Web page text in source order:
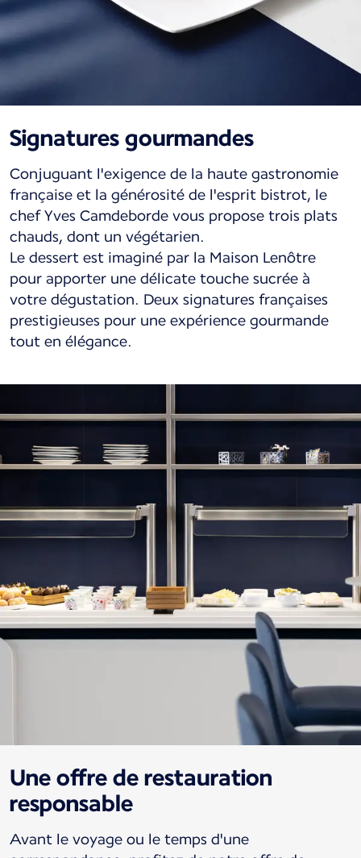
Signatures gourmandes
Conjuguant l'exigence de la haute gastronomie
française et la générosité de l'esprit bistrot, le
chef Yves Camdeborde vous propose trois plats
chauds, dont un végétarien.
Le dessert est imaginé par la Maison Lenôtre
pour apporter une délicate touche sucrée à
votre dégustation. Deux signatures françaises
prestigieuses pour une expérience gourmande
tout en élégance.
Une offre de restauration
responsable
Avant le voyage ou le temps d'une